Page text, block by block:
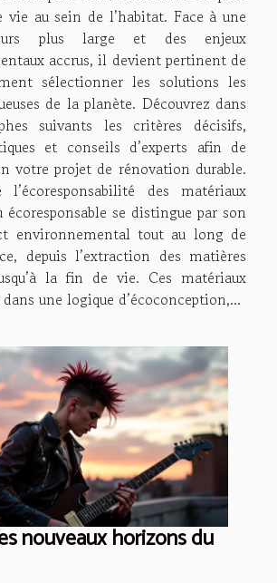
vie au sein de l’habitat. Face à une
plus large et des enjeux
accrus, il devient pertinent de
sélectionner les solutions les
de la planète. Découvrez dans
suivants les critères décisifs,
et conseils d’experts afin de
votre projet de rénovation durable.
l’écoresponsabilité des matériaux
se distingue par son
environnemental tout au long de
depuis l’extraction des matières
la fin de vie. Ces matériaux
une logique d’écoconception,...
nouveaux horizons du